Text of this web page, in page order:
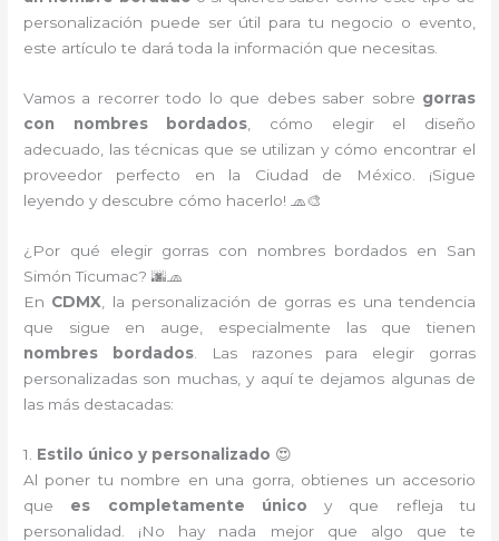
personalización puede ser útil para tu negocio o evento,
este artículo te dará toda la información que necesitas.
Vamos a recorrer todo lo que debes saber sobre gorras
con nombres bordados , cómo elegir el diseño
adecuado, las técnicas que se utilizan y cómo encontrar el
proveedor perfecto en la Ciudad de México. ¡Sigue
leyendo y descubre cómo hacerlo! 🧢🎨
¿Por qué elegir gorras con nombres bordados en San
Simón Ticumac? 🌆🧢
En CDMX , la personalización de gorras es una tendencia
que sigue en auge, especialmente las que tienen
nombres bordados. Las razones para elegir gorras
personalizadas son muchas, y aquí te dejamos algunas de
las más destacadas:
1. Estilo único y personalizado 😍
Al poner tu nombre en una gorra, obtienes un accesorio
que es completamente único y que refleja tu
personalidad. ¡No hay nada mejor que algo que te